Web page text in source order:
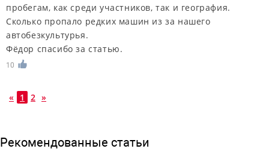
пробегам, как среди участников, так и география.
Сколько пропало редких машин из за нашего
автобезкультурья.
Фёдор спасибо за статью.
10
« 1 2 »
Рекомендованные статьи